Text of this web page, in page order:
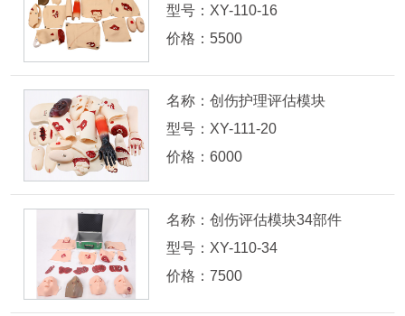
型号：XY-110-16
价格：5500
名称：创伤护理评估模块
型号：XY-111-20
价格：6000
名称：创伤评估模块34部件
型号：XY-110-34
价格：7500